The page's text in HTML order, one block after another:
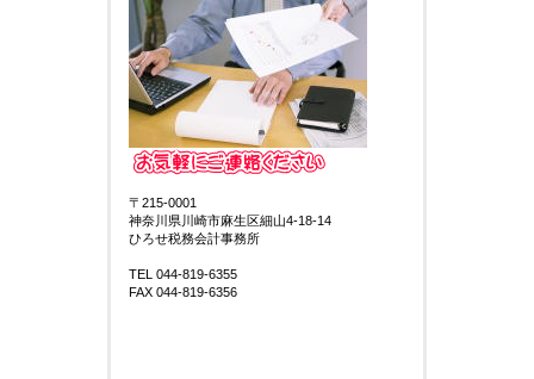
〒215-0001
神奈川県川崎市麻生区細山4-18-14
ひろせ税務会計事務所
TEL 044-819-6355
FAX 044-819-6356